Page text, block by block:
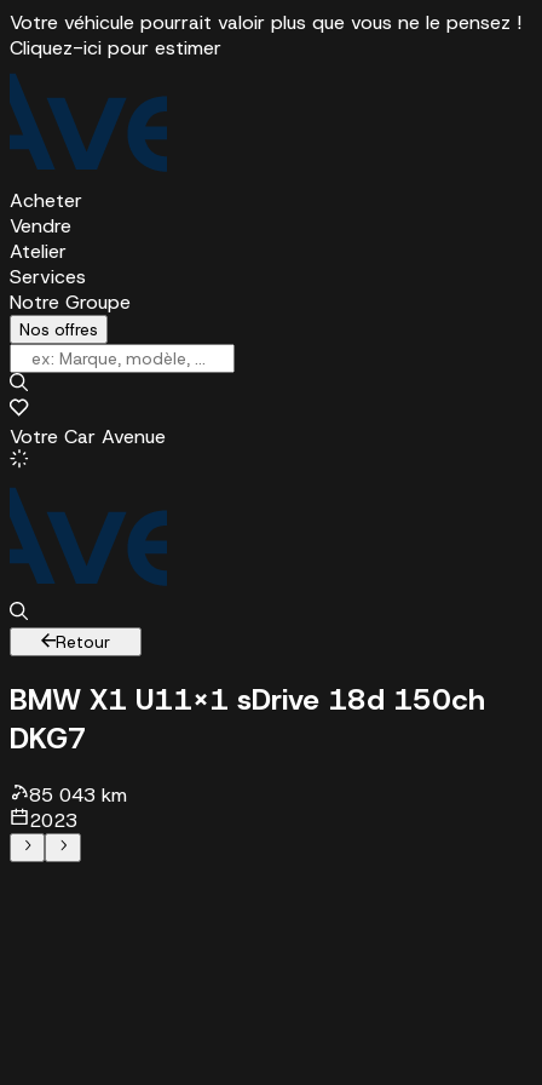
Votre véhicule pourrait valoir plus que vous ne le pensez !
Cliquez-ici pour estimer
Acheter
Vendre
Atelier
Services
Notre Groupe
Nos offres
Votre Car Avenue
Retour
BMW X1 U11X1 sDrive 18d 150ch
DKG7
85 043 km
2023